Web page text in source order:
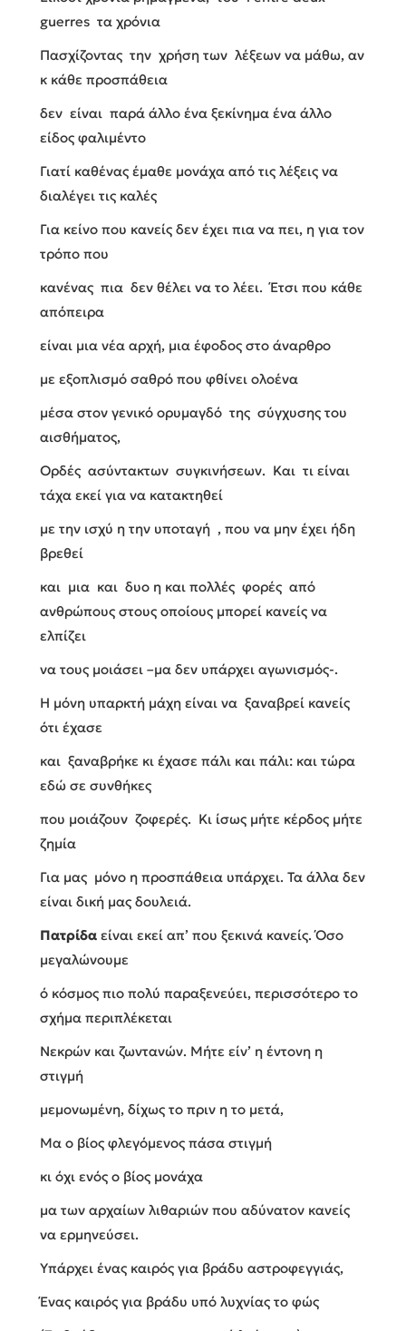
guerres τα χρόνια
Πασχίζοντας την χρήση των λέξεων να μάθω, αν
κ κάθε προσπάθεια
δεν είναι παρά άλλο ένα ξεκίνημα ένα άλλο
είδος φαλιμέντο
Γιατί καθένας έμαθε μονάχα από τις λέξεις να
διαλέγει τις καλές
Για κείνο που κανείς δεν έχει πια να πει, η για τον
τρόπο που
κανένας πια δεν θέλει να το λέει. Έτσι που κάθε
απόπειρα
είναι μια νέα αρχή, μια έφοδος στο άναρθρο
με εξοπλισμό σαθρό που φθίνει ολοένα
μέσα στον γενικό ορυμαγδό της σύγχυσης του
αισθήματος,
Ορδές ασύντακτων συγκινήσεων. Και τι είναι
τάχα εκεί για να κατακτηθεί
με την ισχύ η την υποταγή , που να μην έχει ήδη
βρεθεί
και μια και δυο η και πολλές φορές από
ανθρώπους στους οποίους μπορεί κανείς να
ελπίζει
να τους μοιάσει –μα δεν υπάρχει αγωνισμός-.
Η μόνη υπαρκτή μάχη είναι να ξαναβρεί κανείς
ότι έχασε
και ξαναβρήκε κι έχασε πάλι και πάλι: και τώρα
εδώ σε συνθήκες
που μοιάζουν ζοφερές. Κι ίσως μήτε κέρδος μήτε
ζημία
Για μας μόνο η προσπάθεια υπάρχει. Τα άλλα δεν
είναι δική μας δουλειά.
Πατρίδα είναι εκεί απ’ που ξεκινά κανείς. Όσο
μεγαλώνουμε
ό κόσμος πιο πολύ παραξενεύει, περισσότερο το
σχήμα περιπλέκεται
Νεκρών και ζωντανών. Μήτε είν’ η έντονη η
στιγμή
μεμονωμένη, δίχως το πριν η το μετά,
Μα ο βίος φλεγόμενος πάσα στιγμή
κι όχι ενός ο βίος μονάχα
μα των αρχαίων λιθαριών που αδύνατον κανείς
να ερμηνεύσει.
Υπάρχει ένας καιρός για βράδυ αστροφεγγιάς,
Ένας καιρός για βράδυ υπό λυχνίας το φώς